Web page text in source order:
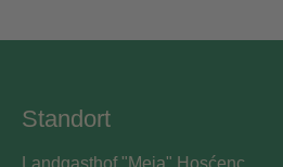
Standort
Landgasthof "Meja" Hosćenc